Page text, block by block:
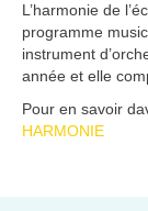
L’harmonie de
programme
instrument
année et elle
Pour en savoir
HARMONIE